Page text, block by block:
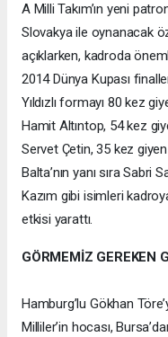
A Milli Takım’ın yeni
Slovakya ile oynanacak
açıklarken, kadroda
2014 Dünya Kupası
Yıldızlı formayı 80 kez
Hamit Altıntop, 54 kez
Servet Çetin, 35 kez
Balta’nın yanı sıra Sabri
Kazım gibi isimleri
etkisi yarattı.
GÖRMEMİZ GEREKEN
Hamburg’lu Gökhan
Milliler’in hocası,